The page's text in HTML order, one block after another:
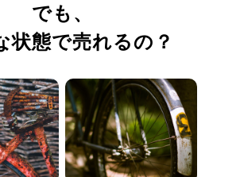
でも、
状態で売れるの？